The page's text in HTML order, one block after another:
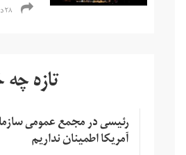
۲۸ دی ۱۳۹۹
تازه
رئیسی در مجمع عمومی
آمریکا اطمینان نداریم